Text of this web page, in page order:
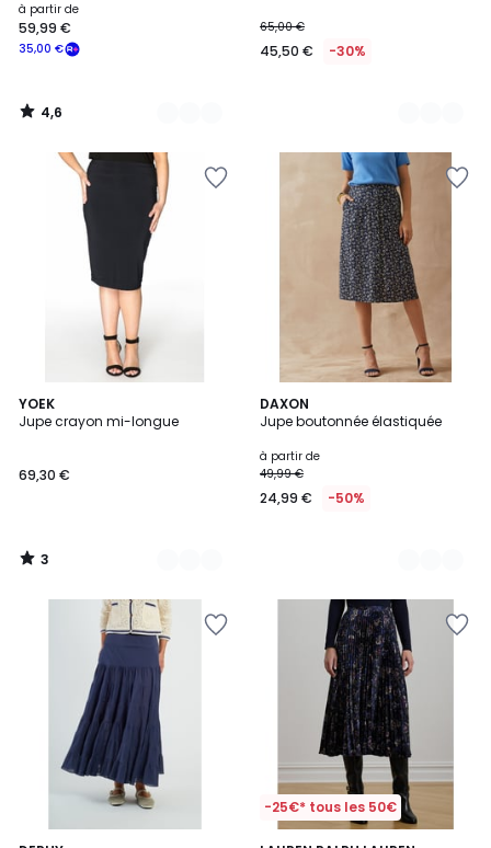
à partir de
35,00 €
59,99 €
4,6
/
65,00 €
45,50 € -30%
YOEK
Jupe crayon mi-longue
69,30 €
3
/
2
Couleurs
3
/
DAXON
Jupe boutonnée élastiquée
à partir de
49,99 €
24,99 € -50%
2
Couleurs
-25€* tous les 50€